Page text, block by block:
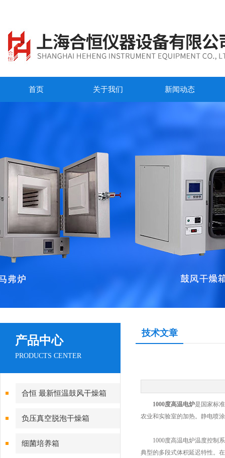
首页 关于我们 新闻动态
产品中心
PRODUCTS CENTER
合恒 最新恒温鼓风干燥箱
负压真空脱泡干燥箱
细菌培养箱
技术文章
1000度高温电炉是国家标
农业和实验室的加热。静电喷
1000度高温电炉温度控制系
典型的多段式体积延迟特性。